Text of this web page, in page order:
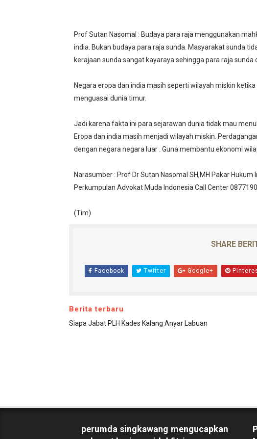
Prof Sutan Nasomal : Budaya para raja menggunakan
india. Bukan budaya para raja sunda. Masyarakat sunda
kerajaan sunda sangat kayaraya sehingga para raja
Negara eropa dan india masih seperti wilayah miskin
menguasai dunia timur.
Jadi karena fakta ini para sejarawan dunia tidak mau
Eropa dan india masih menjadi wilayah miskin.
dengan negara negara luar . Guna membantu ekonomi
Narasumber : Prof Dr Sutan Nasomal SH,MH Pakar
Perkumpulan Advokat Muda Indonesia Call Center
(Tim)
SHARE
Facebook Twitter Google+
Berita terbaru
Siapa Jabat PLH Kades Kalang Anyar Labuan
perumda singkawang mengucapkan